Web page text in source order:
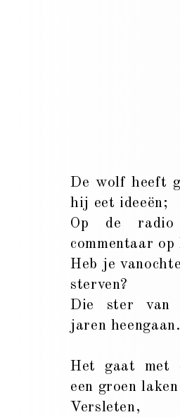
De wolf heeft
hij eet ideeën;
Op de
commentaar
Heb je
sterven?
Die ster van
jaren
Het gaat met
een groen
Versleten,